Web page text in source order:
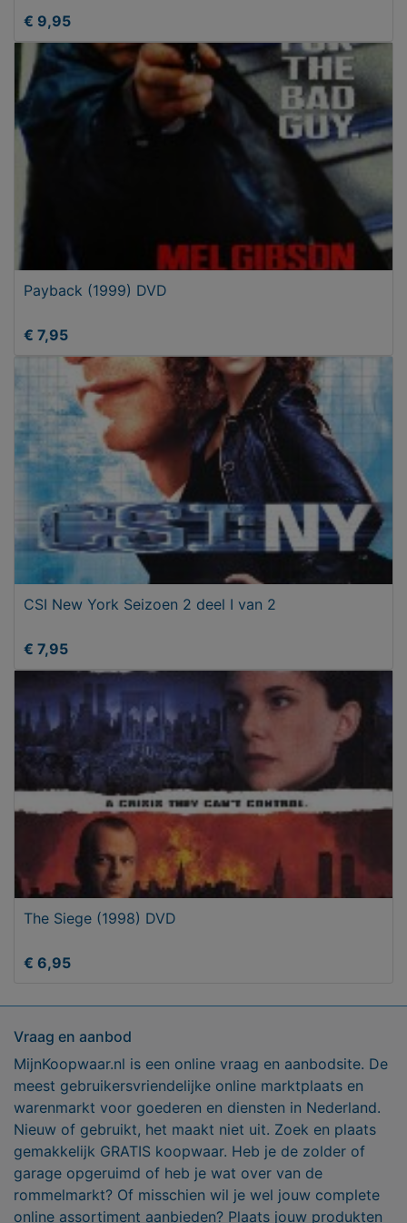
€ 9,95
Payback (1999) DVD
€ 7,95
CSI New York Seizoen 2 deel I van 2
€ 7,95
The Siege (1998) DVD
€ 6,95
Vraag en aanbod
MijnKoopwaar.nl is een online vraag en aanbodsite. De
meest gebruikersvriendelijke online marktplaats en
warenmarkt voor goederen en diensten in Nederland.
Nieuw of gebruikt, het maakt niet uit. Zoek en plaats
gemakkelijk GRATIS koopwaar. Heb je de zolder of
garage opgeruimd of heb je wat over van de
rommelmarkt? Of misschien wil je wel jouw complete
online assortiment aanbieden? Plaats jouw produkten